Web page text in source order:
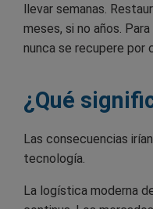
llevar semanas.
meses, si no años.
nunca se recupere por
¿Qué
Las consecuencias
tecnología.
La logística moderna